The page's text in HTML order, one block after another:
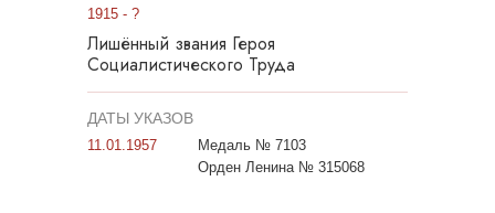
1915 - ?
Лишённый звания Героя
Социалистического Труда
ДАТЫ УКАЗОВ
11.01.1957
Медаль № 7103
Орден Ленина № 315068